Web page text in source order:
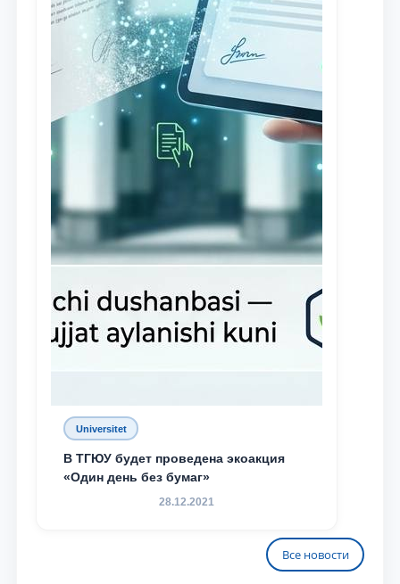
Universitet
В ТГЮУ будет проведена экоакция
«Один день без бумаг»
28.12.2021
Все новости